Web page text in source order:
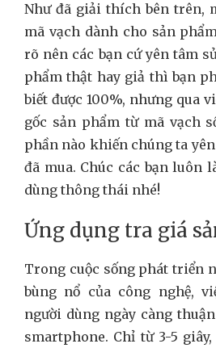
Như đã giải thích bên trên,
mã vạch dành cho sản
rõ nên các bạn cứ yên tâm
phẩm thật hay giả thì bạn
biết được 100%, nhưng qua
gốc sản phẩm từ mã vạch
phần nào khiến chúng ta
đã mua. Chúc các bạn luôn
dùng thông thái nhé!
Ứng dụng tra giá
Trong cuộc sống phát triển
bùng nổ của công nghệ,
người dùng ngày càng
smartphone. Chỉ từ 3-5